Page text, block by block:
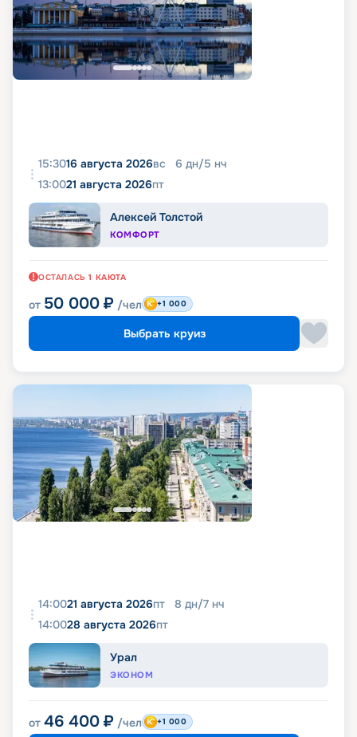
15:3016 августа 2026вс 6 дн/5 нч
13:0021 августа 2026пт
Алексей Толстой
КОМФОРТ
ОСТАЛАСЬ 1 КАЮТА
от 50 000 ₽ /чел +1 000
Выбрать круиз
14:0021 августа 2026пт 8 дн/7 нч
14:0028 августа 2026пт
Урал
ЭКОНОМ
от 46 400 ₽ /чел +1 000